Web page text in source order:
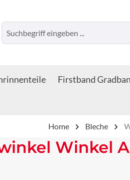
Firstband
Home Bleche
Winkel